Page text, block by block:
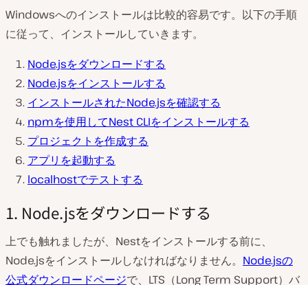
Windowsへのインストールは比較的容易です。以下の手順
に従って、インストールしていきます。
Node.jsをダウンロードする
Node.jsをインストールする
インストールされたNode.jsを確認する
npmを使用してNest CLIをインストールする
プロジェクトを作成する
アプリを起動する
localhostでテストする
1. Node.jsをダウンロードする
上でも触れましたが、Nestをインストールする前に、
Node.jsをインストールしなければなりません。 Node.jsの
公式ダウンロードページで、LTS（Long Term Support）バ